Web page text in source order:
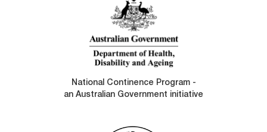
National Continence Program -
an Australian Government initiative